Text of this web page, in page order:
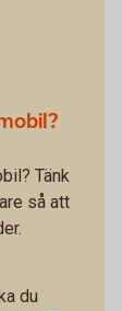
Tänk
så att
du